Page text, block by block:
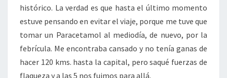
histórico. La verdad es que hasta el último momento
estuve pensando en evitar el viaje, porque me tuve que
tomar un Paracetamol al mediodía, de nuevo, por la
febrícula. Me encontraba cansado y no tenía ganas de
hacer 120 kms. hasta la capital, pero saqué fuerzas de
flaqueza y a las 5 nos fuimos para allá.